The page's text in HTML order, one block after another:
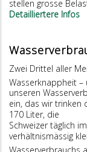
stellen grosse
Detailliertere Infos
Zwei Drittel aller
Wasserknappheit
unseren
ein, das wir trinken
170 Liter, die
Schweizer täglich
verhältnismässig